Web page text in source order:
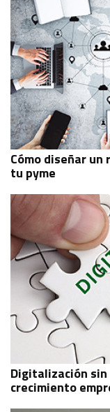
Cómo diseñar
tu pyme
Digitalización
crecimiento